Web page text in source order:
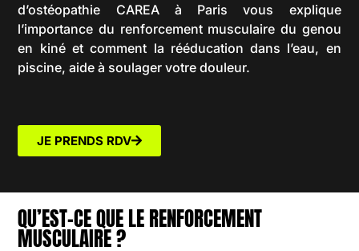
d’ostéopathie CAREA à Paris vous explique
l’importance du renforcement musculaire du genou
en kiné et comment la rééducation dans l’eau, en
piscine, aide à soulager votre douleur.
JE PRENDS RDV
QU’EST-CE QUE LE RENFORCEMENT
MUSCULAIRE ?